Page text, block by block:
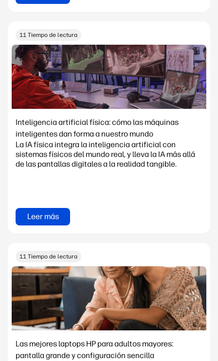
11 Tiempo de lectura
Inteligencia artificial física: cómo las máquinas
inteligentes dan forma a nuestro mundo
La IA física integra la inteligencia artificial con
sistemas físicos del mundo real, y lleva la IA más allá
de las pantallas digitales a la realidad tangible.
Leer más
11 Tiempo de lectura
Las mejores laptops HP para adultos mayores:
pantalla grande y configuración sencilla